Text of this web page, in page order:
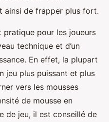
ainsi de frapper plus fort.
pour les joueurs
technique et d’un
En effet, la plupart
jeu plus puissant et plus
vers les mousses
de mousse en
de jeu, il est conseillé de